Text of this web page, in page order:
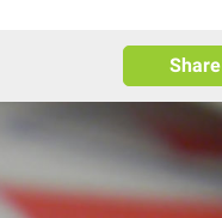
Share